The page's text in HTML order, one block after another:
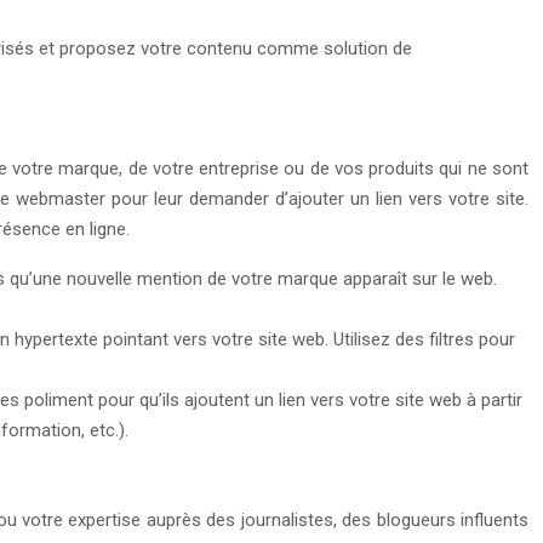
et proposez votre contenu comme solution de
marque, de votre entreprise ou de vos produits qui ne sont
pour leur demander d’ajouter un lien vers votre site.
en ligne.
nouvelle mention de votre marque apparaît sur le web.
hypertexte pointant vers votre site web. Utilisez des filtres pour
poliment pour qu’ils ajoutent un lien vers votre site web à partir
etc.).
votre expertise auprès des journalistes, des blogueurs influents